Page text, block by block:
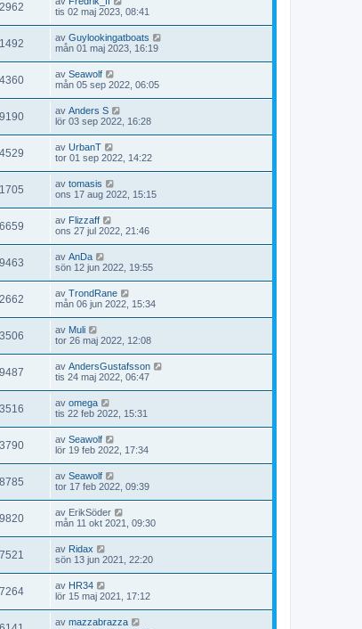
tis 02 maj 2023, 08:41
av Guylookingatboats
mån 01 maj 2023, 16:19
av Seawolf
mån 05 sep 2022, 06:05
av Anders S
lör 03 sep 2022, 16:28
av UrbanT
tor 01 sep 2022, 14:22
av tomasis
ons 17 aug 2022, 15:15
av Flizzaff
ons 27 jul 2022, 21:46
av AnDa
sön 12 jun 2022, 19:55
av TrondRane
mån 06 jun 2022, 15:34
av Muli
tor 26 maj 2022, 12:08
av AndersGustafsson
tis 24 maj 2022, 06:47
av omega
tis 22 feb 2022, 15:31
av Seawolf
lör 19 feb 2022, 17:34
av Seawolf
tor 17 feb 2022, 09:39
av ErikSöder
mån 11 okt 2021, 09:30
av Ridax
sön 13 jun 2021, 22:20
av HR34
lör 15 maj 2021, 17:12
av mazzabrazza